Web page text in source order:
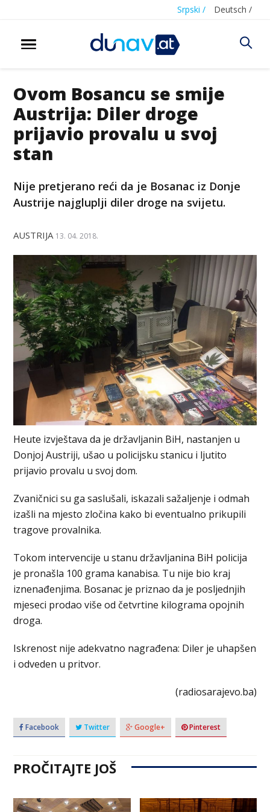
Srpski / Deutsch /
Ovom Bosancu se smije
Austrija: Diler droge
prijavio provalu u svoj
stan
Nije pretjerano reći da je Bosanac iz Donje
Austrije najgluplji diler droge na svijetu.
AUSTRIJA 13. 04. 2018.
Heute izvještava da je državljanin BiH, nastanjen u
Donjoj Austriji, ušao u policijsku stanicu i ljutito
prijavio provalu u svoj dom.
Zvaničnici su ga saslušali, iskazali sažaljenje i odmah
izašli na mjesto zločina kako bi eventualno prikupili
tragove provalnika.
Tokom intervencije u stanu državljanina BiH policija
je pronašla 100 grama kanabisa. Tu nije bio kraj
iznenađenjima. Bosanac je priznao da je posljednjih
mjeseci prodao više od četvrtine kilograma opojnih
droga.
Iskrenost nije adekvatno nagrađena: Diler je uhapšen
i odveden u pritvor.
(radiosarajevo.ba)
Facebook Twitter Google+ Pinterest
PROČITAJTE JOŠ